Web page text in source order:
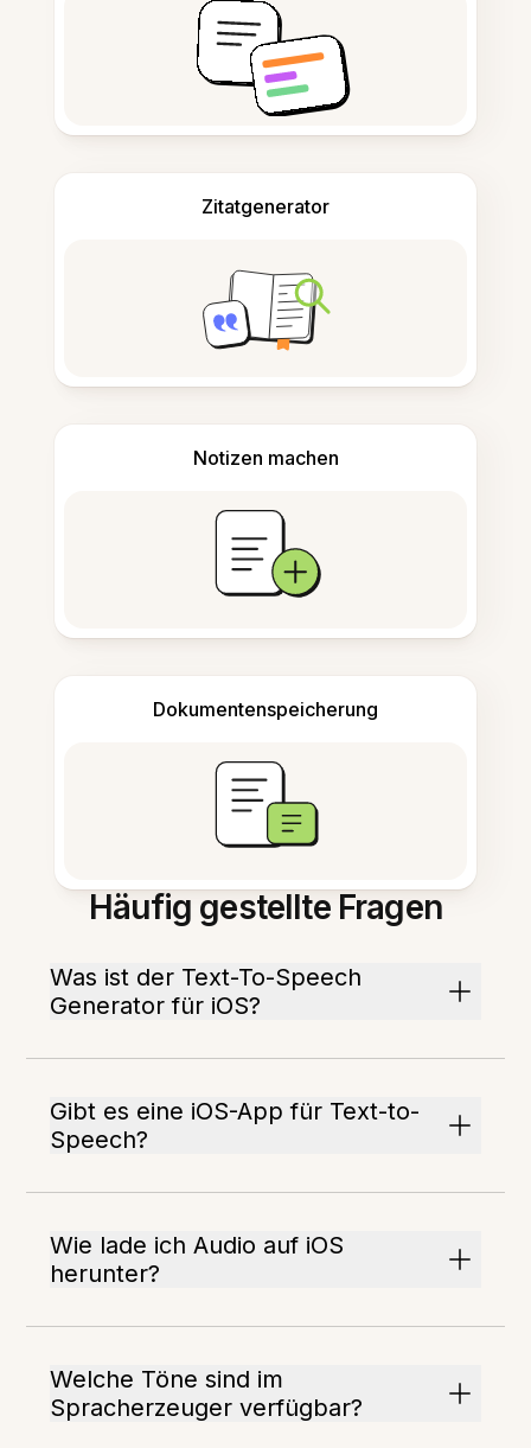
Zitatgenerator
Notizen machen
Dokumentenspeicherung
Häufig gestellte Fragen
Was ist der Text-To-Speech
Generator für iOS?
Gibt es eine iOS-App für Text-to-
Speech?
Wie lade ich Audio auf iOS
herunter?
Welche Töne sind im
Spracherzeuger verfügbar?